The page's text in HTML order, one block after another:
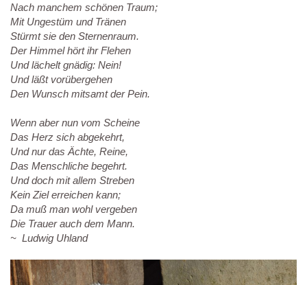
Nach manchem schönen Traum;
Mit Ungestüm und Tränen
Stürmt sie den Sternenraum.
Der Himmel hört ihr Flehen
Und lächelt gnädig: Nein!
Und läßt vorübergehen
Den Wunsch mitsamt der Pein.
Wenn aber nun vom Scheine
Das Herz sich abgekehrt,
Und nur das Ächte, Reine,
Das Menschliche begehrt.
Und doch mit allem Streben
Kein Ziel erreichen kann;
Da muß man wohl vergeben
Die Trauer auch dem Mann.
~ Ludwig Uhland